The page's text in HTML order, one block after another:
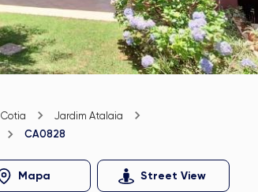
Cotia
Jardim Atalaia
CA0828
Mapa Street View